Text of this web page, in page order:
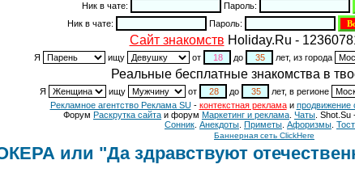
Ник в чате:
Пароль:
Ник в чате:
Пароль:
Cайт знакомств Holiday.Ru -
Я ищу от до лет, из города
Реальные бесплатные знакомства в
Я ищу от до
лет, в регионе
Рекламное агентство Реклама SU- контекстная рекламаи продвижение
Форум Раскрутка сайта и форум Маркетинг и реклама Чаты . Shot.Su
Сонник Анекдоты Приметы Aфоризмы
Баннерная сеть ClickHere
или "Да здравствуют